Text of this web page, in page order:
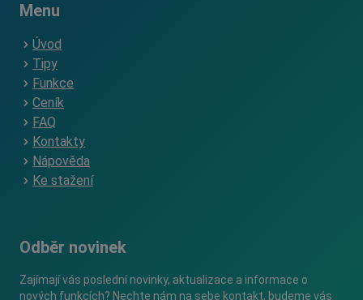
Menu
Úvod
Tipy
Funkce
Ceník
FAQ
Kontakty
Nápověda
Ke stažení
Odběr novinek
Zajímají vás poslední novinky, aktualizace a informace o
nových funkcích? Nechte nám na sebe kontakt, budeme vás